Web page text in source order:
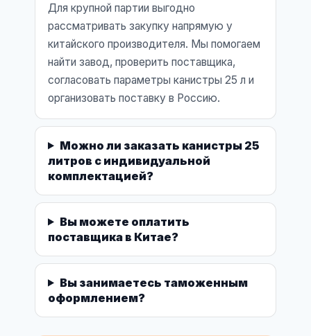
Для крупной партии выгодно
рассматривать закупку напрямую у
китайского производителя. Мы помогаем
найти завод, проверить поставщика,
согласовать параметры канистры 25 л и
организовать поставку в Россию.
Можно ли заказать канистры 25
литров с индивидуальной
комплектацией?
Вы можете оплатить
поставщика в Китае?
Вы занимаетесь таможенным
оформлением?